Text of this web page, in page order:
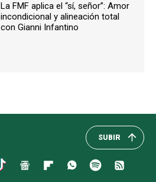
La FMF aplica el “sí, señor”: Amor
incondicional y alineación total
con Gianni Infantino
SUBIR